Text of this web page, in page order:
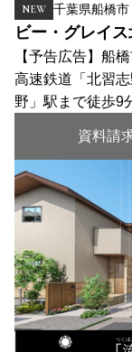
NEW 千葉県船橋市
ビー・グレイ
【予告広告】船
高速鉄道「北習
野」駅まで徒歩
資料請